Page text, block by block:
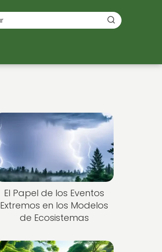
El Papel de los Eventos
Extremos en los Modelos
de Ecosistemas